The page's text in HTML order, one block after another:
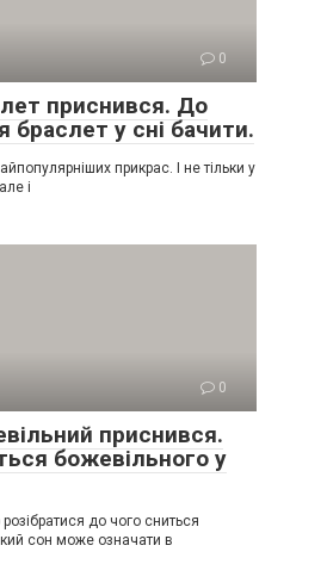
0
приснився. До
браслет у сні бачити.
прикрас. І не тільки у
і
0
приснився.
божевільного у
до чого сниться
сон може означати в